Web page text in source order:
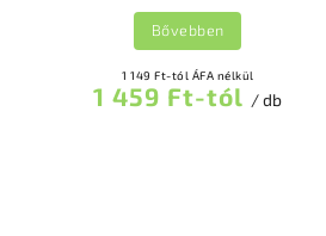
1 149 Ft-tól ÁFA nélkül
1 459 Ft-tól / db
Bővebben